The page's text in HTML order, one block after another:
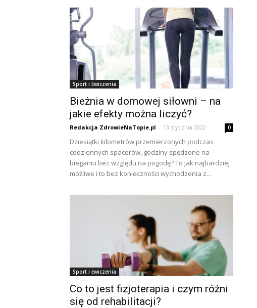
Sport i ćwiczenia
Bieżnia w domowej siłowni – na
jakie efekty można liczyć?
Redakcja ZdrowieNaTopie.pl - 13 stycznia 2022 0
Dziesiątki kilometrów przemierzonych podczas
codziennych spacerów, godziny spędzone na
bieganiu bez względu na pogodę? To jak najbardziej
możliwe i to bez konieczności wychodzenia z...
Sport i ćwiczenia
Co to jest fizjoterapia i czym różni
się od rehabilitacji?